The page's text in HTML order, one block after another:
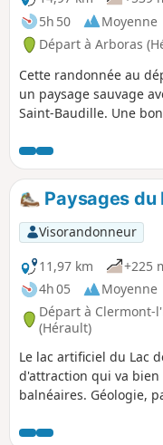
très particulière
employé dans l'Hérault
terres rouges formées
randonnée se fait en
présente pas de
5h 50
Moyenne
Départ à Arboras
Cette randonnée au
un paysage sauvage
Saint-Baudille. Une
forêt de Parlatges, ce
randonnée sous le
(pente progressive et
balisage sur le terrain
Paysages du
Visorandonneur
11,97 km
+225
4h 05
Moyenne
Départ à Clermont-
(Hérault)
Le lac artificiel du Lac
d'attraction qui va
balnéaires. Géologie,
redevenue paisible en